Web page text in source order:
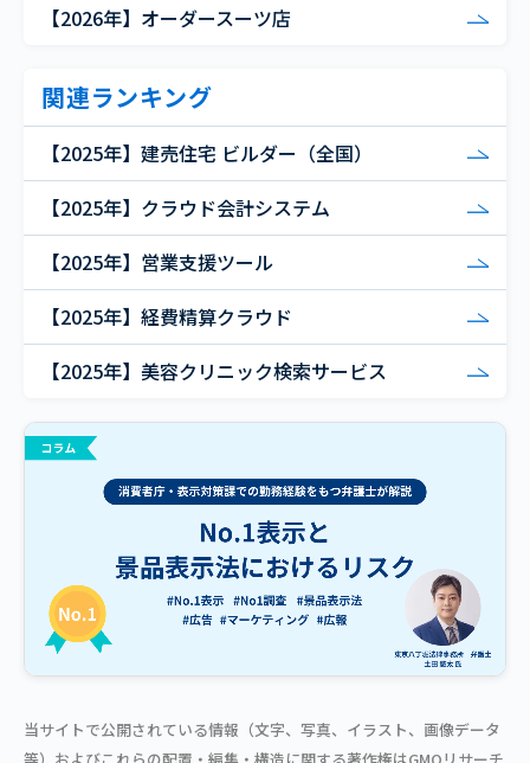
【2026年】オーダースーツ店
関連ランキング
【2025年】建売住宅 ビルダー（全国）
【2025年】クラウド会計システム
【2025年】営業支援ツール
【2025年】経費精算クラウド
【2025年】美容クリニック検索サービス
当サイトで公開されている情報（文字、写真、イラスト、画像データ